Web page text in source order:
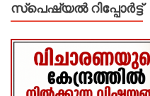
സ്പെഷ്യൽ റിപ്പോര്‍ട്ട്